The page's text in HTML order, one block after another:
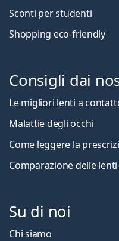
Sconti per studenti
Shopping eco-friendly
Consigli dai
Le migliori lenti a
Malattie degli occhi
Come leggere la
Comparazione delle
Su di noi
Chi siamo